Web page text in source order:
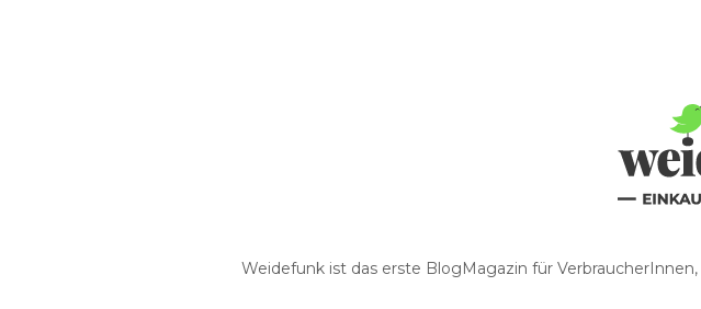
Weidefunk ist das erste BlogMagazin für